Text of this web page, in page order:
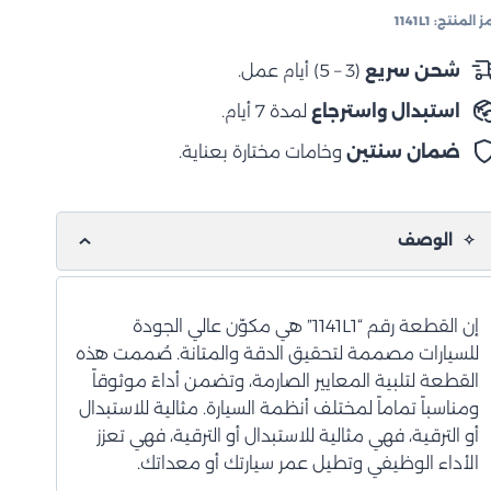
المنتج: 1141L1
شحن سريع (3 – 5) أيام عمل.
استبدال واسترجاع لمدة 7 أيام.
ضمان سنتينوخامات مختارة بعناية.
الوصف
إن القطعة رقم “1141L1” هي مكوّن عالي الجودة
للسيارات مصممة لتحقيق الدقة والمتانة. صُممت هذه
القطعة لتلبية المعايير الصارمة، وتضمن أداءً موثوقاً
ومناسباً تماماً لمختلف أنظمة السيارة. مثالية للاستبدال
أو الترقية، فهي مثالية للاستبدال أو الترقية، فهي تعزز
الأداء الوظيفي وتطيل عمر سيارتك أو معداتك.